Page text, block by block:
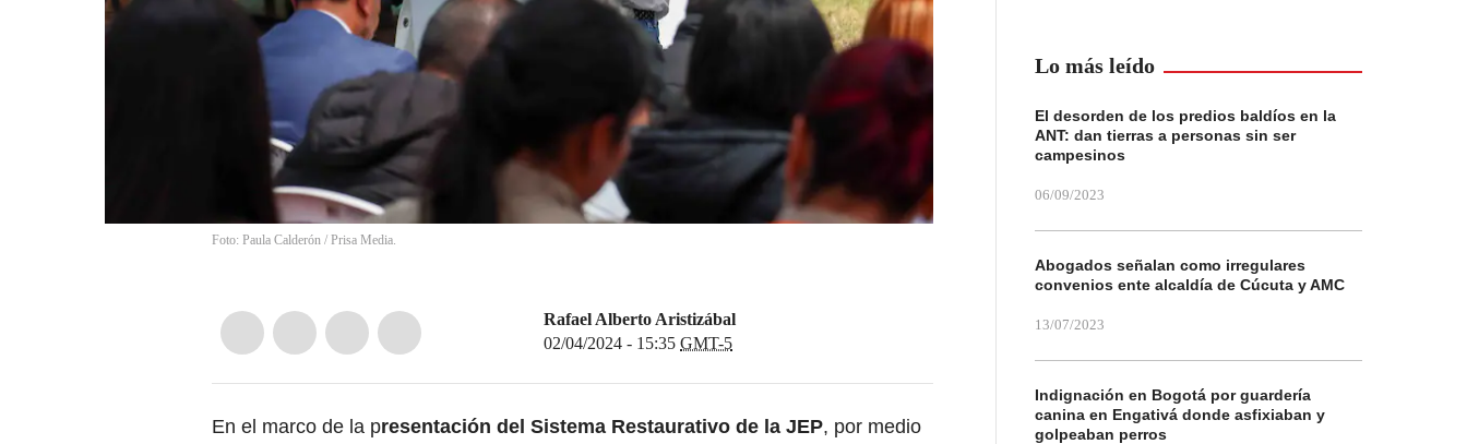
Foto: Paula Calderón / Prisa Media.
Rafael Alberto Aristizábal
02/04/2024 - 15:35 GMT-5
En el marco de la presentación del Sistema Restaurativo de la JEP, por medio
Lo más leído
El desorden de los predios baldíos en la
ANT: dan tierras a personas sin ser
campesinos
06/09/2023
Abogados señalan como irregulares
convenios ente alcaldía de Cúcuta y AMC
13/07/2023
Indignación en Bogotá por guardería
canina en Engativá donde asfixiaban y
golpeaban perros